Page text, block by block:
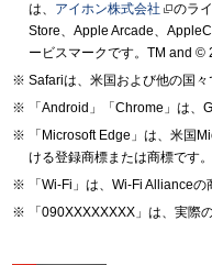
は、 アイホン株式会社
のラ
Store、Apple Arcade、
ービスマークです。TM and ©
Safariは、米国および他の国々
「Android」「Chrome」は、
「Microsoft Edge」は、米国
ける登録商標または商標です。
「Wi-Fi」は、Wi-Fi Allianceの
「090XXXXXXXX」は、実際